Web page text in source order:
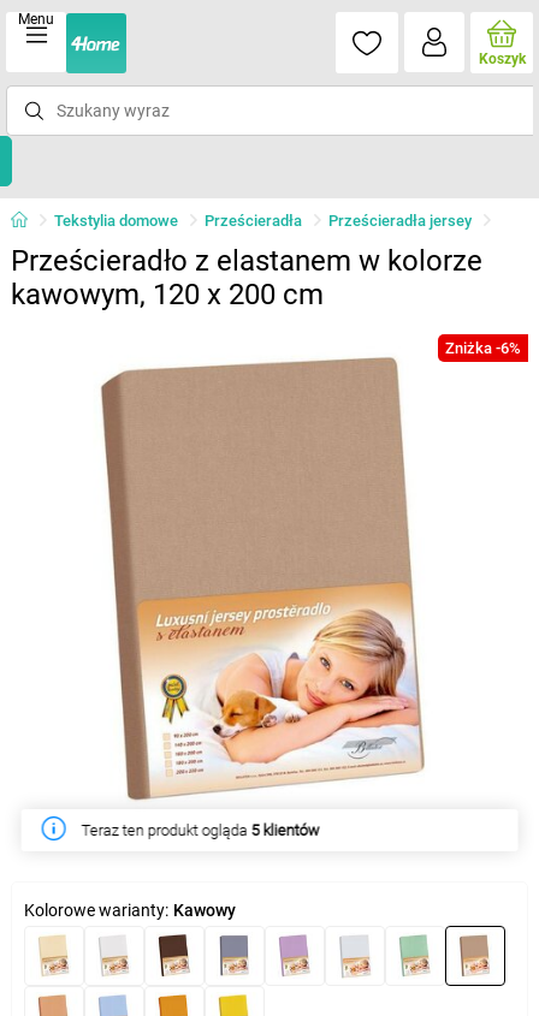
Menu
Koszyk
Tekstylia domowe Prześcieradła Prześcieradła jersey
Prześcieradło z elastanem w kolorze
kawowym, 120 x 200 cm
Zniżka -6%
Teraz ten produkt ogląda 5 klientów
W tym tygodniu produkt kupiło15 klientów
Kolorowe warianty: Kawowy